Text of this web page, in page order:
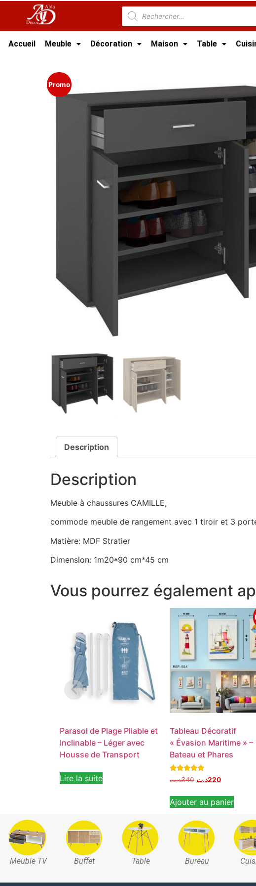
Accueil Meuble Décoration Maison Table
Promo
Description
Description
Meuble à chaussures CAMILLE,
commode meuble de rangement avec 1 tiroir et 3
Matière: MDF Stratier
Dimension: 1m20*90 cm*45 cm
Vous pourrez également
Parasol de Plage Pliable et
Inclinable – Léger avec
Housse de Transport
Lire la suite
Tableau Décoratif
« Évasion Maritime » –
Bateau et Phares
Note
5.00
340د.ت 220د.ت
Ajouter au panier
Meuble TV Buffet Table Bureau